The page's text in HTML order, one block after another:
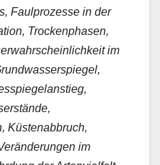
Faulprozesse in der
Trockenphasen,
im
Küstenabbruch,
im